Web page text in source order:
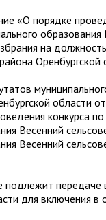
«О порядке
на
конкурса
Весенний
Весенний
передаче
для включения